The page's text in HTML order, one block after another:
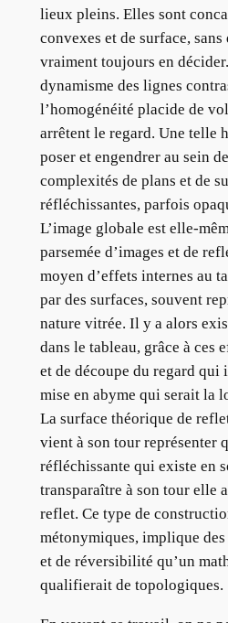
lieux pleins. Elles sont
convexes et de surface, sans
vraiment toujours en
dynamisme des lignes
l’homogénéité placide de
arrêtent le regard. Une telle
poser et engendrer au sein
complexités de plans et de
réfléchissantes, parfois
L’image globale est elle-
parsemée d’images et de
moyen d’effets internes au
par des surfaces, souvent
nature vitrée. Il y a alors
dans le tableau, grâce à ces
et de découpe du regard qui
mise en abyme qui serait la
La surface théorique de
vient à son tour représenter
réfléchissante qui existe en
transparaître à son tour elle
reflet. Ce type de
métonymiques, implique
et de réversibilité qu’un
qualifierait de topologiques.